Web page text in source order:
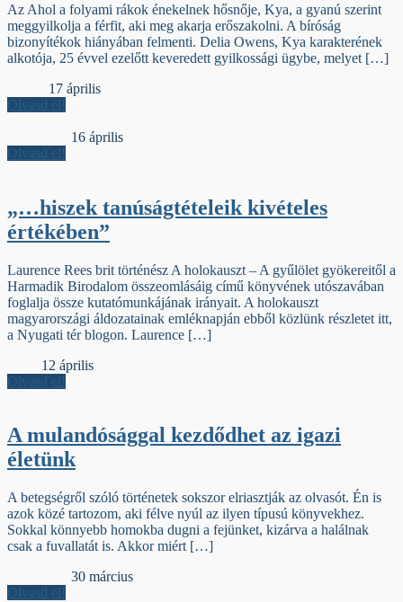
Az Ahol a folyami rákok énekelnek hősnője, Kya, a gyanú szerint
meggyilkolja a férfit, aki meg akarja erőszakolni. A bíróság
bizonyítékok hiányában felmenti. Delia Owens, Kya karakterének
alkotója, 25 évvel ezelőtt keveredett gyilkossági ügybe, melyet […]
17 április
Olvasd el!
16 április
Olvasd el!
„…hiszek tanúságtételeik kivételes
értékében”
Laurence Rees brit történész A holokauszt – A gyűlölet gyökereitől a
Harmadik Birodalom összeomlásáig című könyvének utószavában
foglalja össze kutatómunkájának irányait. A holokauszt
magyarországi áldozatainak emléknapján ebből közlünk részletet itt,
a Nyugati tér blogon. Laurence […]
12 április
Olvasd el!
A mulandósággal kezdődhet az igazi
életünk
A betegségről szóló történetek sokszor elriasztják az olvasót. Én is
azok közé tartozom, aki félve nyúl az ilyen típusú könyvekhez.
Sokkal könnyebb homokba dugni a fejünket, kizárva a halálnak
csak a fuvallatát is. Akkor miért […]
30 március
Olvasd el!